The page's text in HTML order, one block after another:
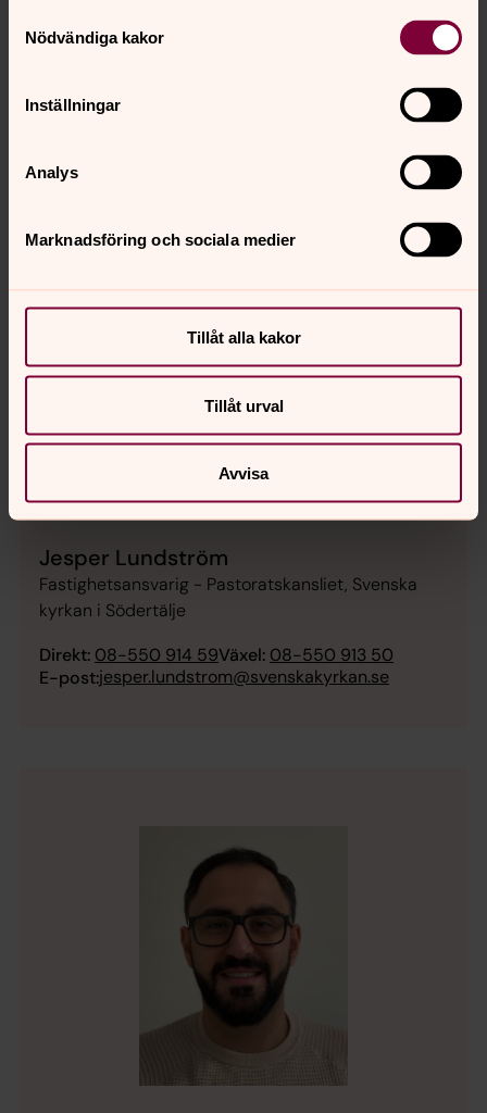
Nödvändiga kakor
Inställningar
Analys
Marknadsföring och sociala medier
Tillåt alla kakor
Tillåt urval
Avvisa
08-550 913 22
Jesper Lundström
Fastighetsansvarig - Pastoratskansliet, Svenska
kyrkan i Södertälje
Direkt: 08-550 914 59Växel: 08-550 913 50
E-post:jesper.lundstrom@svenskakyrkan.se